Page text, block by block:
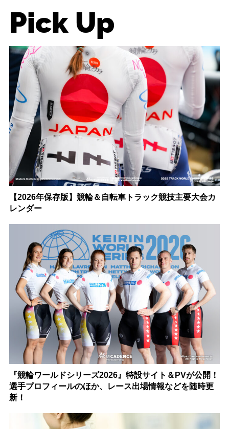
Pick Up
【2026年保存版】競輪＆自転車トラック競技主要大会カ
レンダー
『競輪ワールドシリーズ2026』特設サイト＆PVが公開！
選手プロフィールのほか、レース出場情報などを随時更
新！